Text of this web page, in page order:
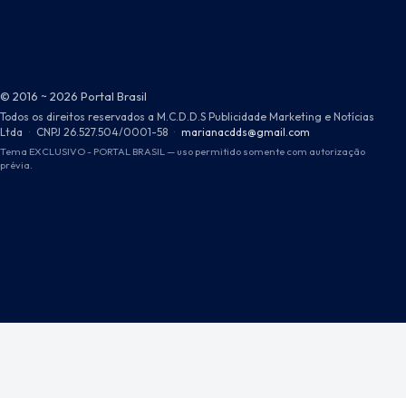
© 2016 ~ 2026 Portal Brasil
Todos os direitos reservados a M.C.D.D.S Publicidade Marketing e Notícias
Ltda · CNPJ 26.527.504/0001-58 · marianacdds@gmail.com
Tema EXCLUSIVO - PORTAL BRASIL — uso permitido somente com autorização
prévia.